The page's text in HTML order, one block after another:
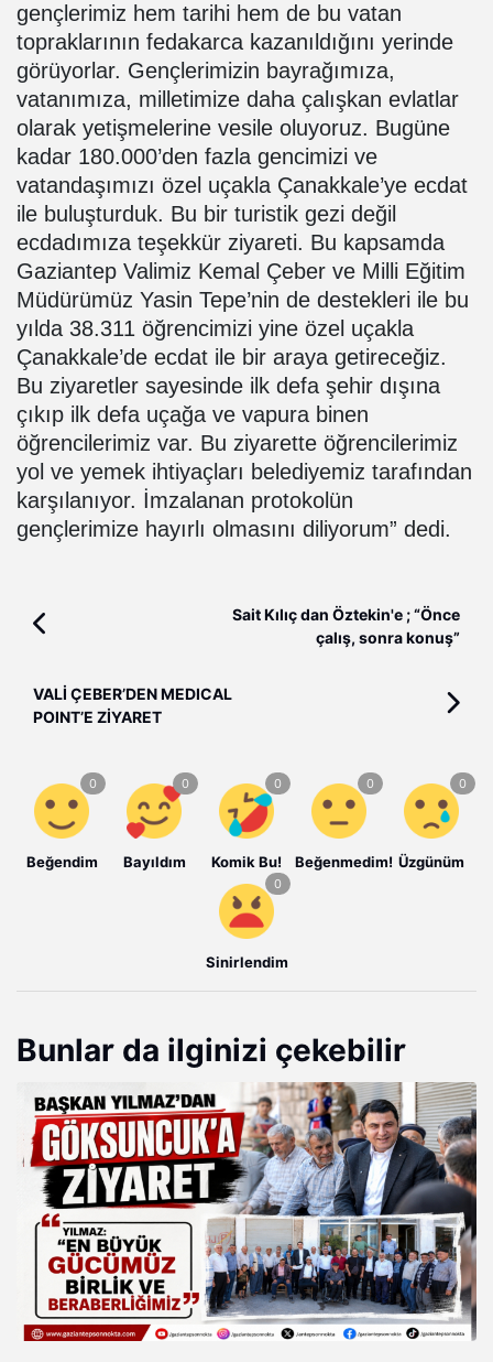
gençlerimiz hem tarihi hem de bu vatan
topraklarının fedakarca kazanıldığını yerinde
görüyorlar. Gençlerimizin bayrağımıza,
vatanımıza, milletimize daha çalışkan evlatlar
olarak yetişmelerine vesile oluyoruz. Bugüne
kadar 180.000’den fazla gencimizi ve
vatandaşımızı özel uçakla Çanakkale’ye ecdat
ile buluşturduk. Bu bir turistik gezi değil
ecdadımıza teşekkür ziyareti. Bu kapsamda
Gaziantep Valimiz Kemal Çeber ve Milli Eğitim
Müdürümüz Yasin Tepe’nin de destekleri ile bu
yılda 38.311 öğrencimizi yine özel uçakla
Çanakkale’de ecdat ile bir araya getireceğiz.
Bu ziyaretler sayesinde ilk defa şehir dışına
çıkıp ilk defa uçağa ve vapura binen
öğrencilerimiz var. Bu ziyarette öğrencilerimiz
yol ve yemek ihtiyaçları belediyemiz tarafından
karşılanıyor. İmzalanan protokolün
gençlerimize hayırlı olmasını diliyorum” dedi.
Sait Kılıç dan Öztekin'e ; “Önce
çalış, sonra konuş”
VALİ ÇEBER’DEN MEDICAL
POINT’E ZİYARET
Beğendim Bayıldım Komik Bu! Beğenmedim! Üzgünüm
Sinirlendim
Bunlar da ilginizi çekebilir